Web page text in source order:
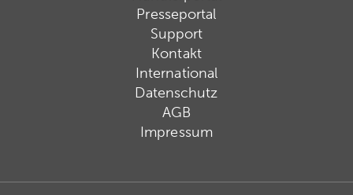
Presseportal
Support
Kontakt
International
Datenschutz
AGB
Impressum